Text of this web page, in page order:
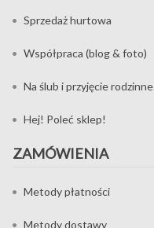
Sprzedaż hurtowa
Współpraca (blog & foto)
Na ślub i przyjęcie rodzinne
Hej! Poleć sklep!
ZAMÓWIENIA
Metody płatności
Metody dostawy